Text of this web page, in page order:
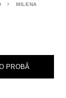
MILENA
PROBĂ